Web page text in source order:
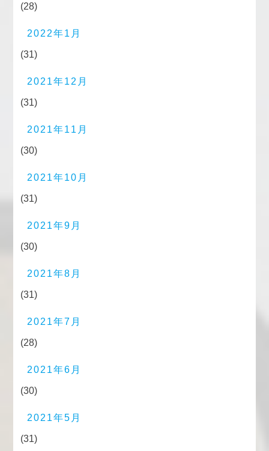
(28)
2022年1月
(31)
2021年12月
(31)
2021年11月
(30)
2021年10月
(31)
2021年9月
(30)
2021年8月
(31)
2021年7月
(28)
2021年6月
(30)
2021年5月
(31)